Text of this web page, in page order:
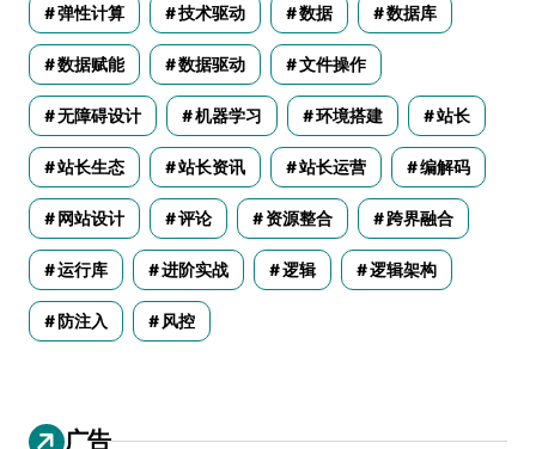
弹性计算 技术驱动 数据 数据库
数据赋能 数据驱动 文件操作
无障碍设计 机器学习 环境搭建 站长
站长生态 站长资讯 站长运营 编解码
网站设计 评论 资源整合 跨界融合
运行库 进阶实战 逻辑 逻辑架构
防注入 风控
广告